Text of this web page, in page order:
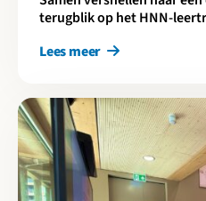
terugblik op het HNN-
Lees meer
Lees meer over Cirkelstad